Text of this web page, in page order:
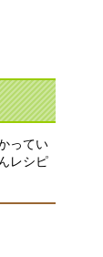
ってい
レシピ